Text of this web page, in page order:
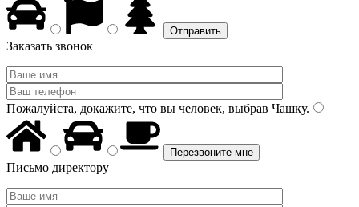
Заказать звонок
Пожалуйста, докажите, что вы человек, выбрав Чашку.
Письмо директору